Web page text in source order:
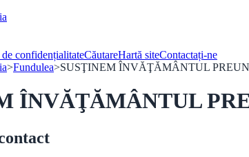
confidențialitateCăutareHartă siteContactați-ne
>Fundulea>SUSŢINEM ÎNVĂŢĂMÂNTUL
ÎNVĂŢĂMÂNTUL